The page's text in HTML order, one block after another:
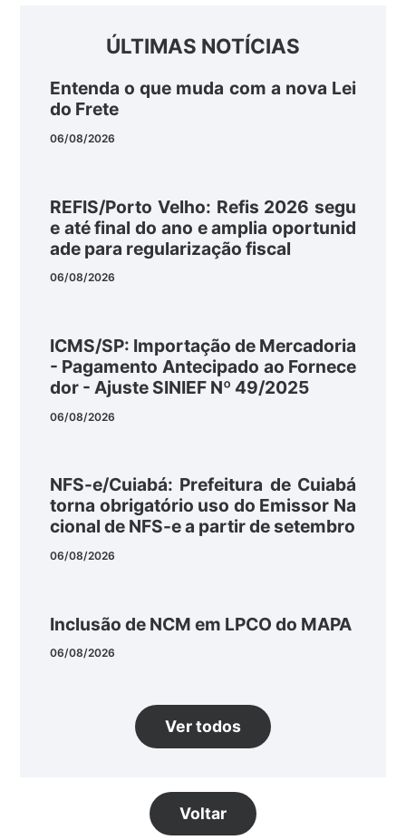
ÚLTIMAS NOTÍCIAS
Entenda o que muda com a nova Lei
do Frete
06/08/2026
REFIS/Porto Velho: Refis 2026 segu
e até final do ano e amplia oportunid
ade para regularização fiscal
06/08/2026
ICMS/SP: Importação de Mercadoria
- Pagamento Antecipado ao Fornece
dor - Ajuste SINIEF Nº 49/2025
06/08/2026
NFS-e/Cuiabá: Prefeitura de Cuiabá
torna obrigatório uso do Emissor Na
cional de NFS-e a partir de setembro
06/08/2026
Inclusão de NCM em LPCO do MAPA
06/08/2026
Ver todos
Voltar